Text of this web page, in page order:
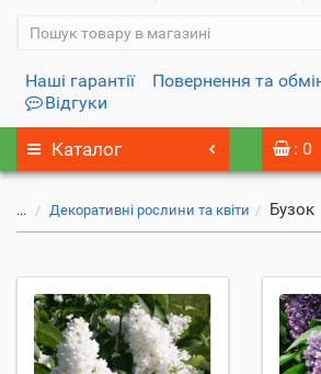
Наші гарантії
Повернення та
Відгуки
Каталог : 0
... Декоративні рослини та квіти Бузок